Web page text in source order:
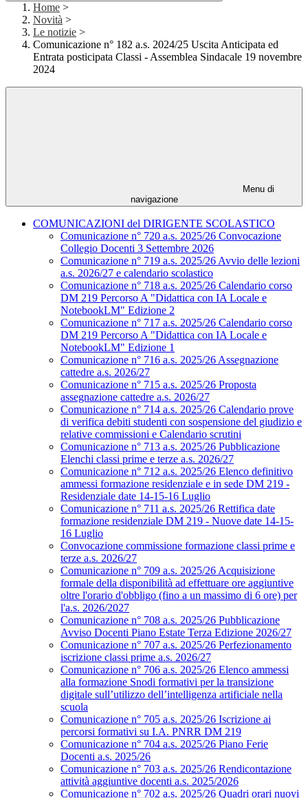
Home >
Novità >
Le notizie >
Comunicazione n° 182 a.s. 2024/25 Uscita Anticipata ed
Entrata posticipata Classi - Assemblea Sindacale 19 novembre
2024
Menu di
navigazione
COMUNICAZIONI del DIRIGENTE SCOLASTICO
Comunicazione n° 720 a.s. 2025/26 Convocazione
Collegio Docenti 3 Settembre 2026
Comunicazione n° 719 a.s. 2025/26 Avvio delle lezioni
a.s. 2026/27 e calendario scolastico
Comunicazione n° 718 a.s. 2025/26 Calendario corso
DM 219 Percorso A "Didattica con IA Locale e
NotebookLM" Edizione 2
Comunicazione n° 717 a.s. 2025/26 Calendario corso
DM 219 Percorso A "Didattica con IA Locale e
NotebookLM" Edizione 1
Comunicazione n° 716 a.s. 2025/26 Assegnazione
cattedre a.s. 2026/27
Comunicazione n° 715 a.s. 2025/26 Proposta
assegnazione cattedre a.s. 2026/27
Comunicazione n° 714 a.s. 2025/26 Calendario prove
di verifica debiti studenti con sospensione del giudizio e
relative commissioni e Calendario scrutini
Comunicazione n° 713 a.s. 2025/26 Pubblicazione
Elenchi classi prime e terze a.s. 2026/27
Comunicazione n° 712 a.s. 2025/26 Elenco definitivo
ammessi formazione residenziale e in sede DM 219 -
Residenziale date 14-15-16 Luglio
Comunicazione n° 711 a.s. 2025/26 Rettifica date
formazione residenziale DM 219 - Nuove date 14-15-
16 Luglio
Convocazione commissione formazione classi prime e
terze a.s. 2026/27
Comunicazione n° 709 a.s. 2025/26 Acquisizione
formale della disponibilità ad effettuare ore aggiuntive
oltre l'orario d'obbligo (fino a un massimo di 6 ore) per
l'a.s. 2026/2027
Comunicazione n° 708 a.s. 2025/26 Pubblicazione
Avviso Docenti Piano Estate Terza Edizione 2026/27
Comunicazione n° 707 a.s. 2025/26 Perfezionamento
iscrizione classi prime a.s. 2026/27
Comunicazione n° 706 a.s. 2025/26 Elenco ammessi
alla formazione Snodi formativi per la transizione
digitale sull’utilizzo dell’intelligenza artificiale nella
scuola
Comunicazione n° 705 a.s. 2025/26 Iscrizione ai
percorsi formativi su I.A. PNRR DM 219
Comunicazione n° 704 a.s. 2025/26 Piano Ferie
Docenti a.s. 2025/26
Comunicazione n° 703 a.s. 2025/26 Rendicontazione
attività aggiuntive docenti a.s. 2025/2026
Comunicazione n° 702 a.s. 2025/26 Quadri orari nuovi